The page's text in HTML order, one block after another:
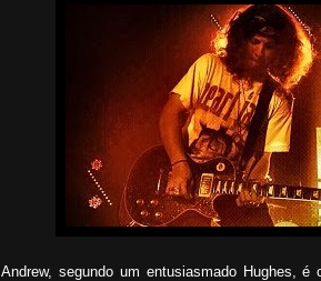
Andrew, segundo um entusiasmado Hughes, é